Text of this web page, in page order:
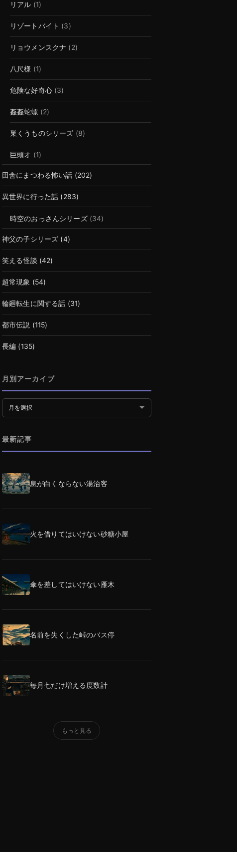
リアル (1)
リゾートバイト (3)
リョウメンスクナ (2)
八尺様 (1)
危険な好奇心(3)
姦姦蛇螺 (2)
巣くうものシリーズ (8)
巨頭オ (1)
田舎にまつわる怖い話 (202)
異世界に行った話 (283)
時空のおっさんシリーズ(34)
神父の子シリーズ (4)
笑える怪談 (42)
超常現象 (54)
輪廻転生に関する話 (31)
都市伝説 (115)
長編 (135)
月別アーカイブ
月別アーカイブ
最新記事
息が白くならない湯治客
火を借りてはいけない砂糖小屋
傘を差してはいけない雁木
名前を失くした峠のバス停
毎月七だけ増える度数計
もっと見る